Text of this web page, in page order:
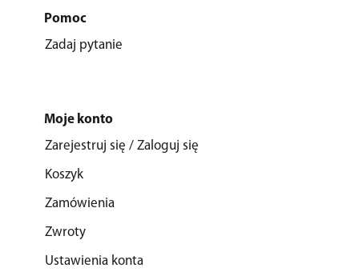
Pomoc
Zadaj pytanie
Moje konto
Zarejestruj się / Zaloguj się
Koszyk
Zamówienia
Zwroty
Ustawienia konta